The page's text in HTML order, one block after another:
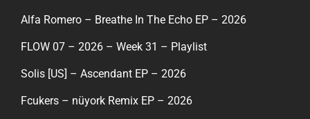
Alfa Romero – Breathe In The Echo EP – 2026
FLOW 07 – 2026 – Week 31 – Playlist
Solis [US] – Ascendant EP – 2026
Fcukers – nüyork Remix EP – 2026